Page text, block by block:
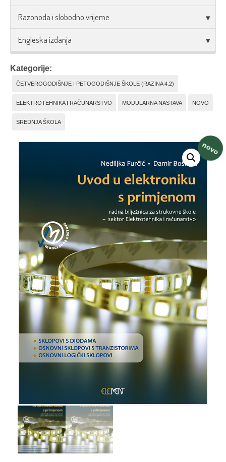
Razonoda i slobodno vrijeme
Engleska izdanja
Kategorije:
ČETVEROGODIŠNJE I PETOGODIŠNJE ŠKOLE (RAZINA 4.2)
ELEKTROTEHNIKA I RAČUNARSTVO MODULARNA NASTAVA NOVO
SREDNJA ŠKOLA
novo